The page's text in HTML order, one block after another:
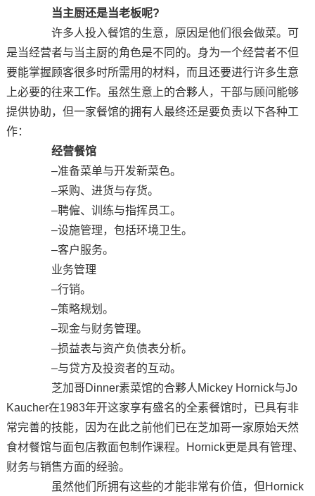
当主厨还是当老板呢?
许多人投入餐馆的生意，原因是他们很会做菜。可
是当经营者与当主厨的角色是不同的。身为一个经营者不但
要能掌握顾客很多时所需用的材料，而且还要进行许多生意
上必要的往来工作。虽然生意上的合夥人，干部与顾问能够
提供协助，但一家餐馆的拥有人最终还是要负责以下各种工
作：
经营餐馆
–准备菜单与开发新菜色。
–采购、进货与存货。
–聘僱、训练与指挥员工。
–设施管理，包括环境卫生。
–客户服务。
业务管理
–行销。
–策略规划。
–现金与财务管理。
–损益表与资产负债表分析。
–与贷方及投资者的互动。
芝加哥Dinner素菜馆的合夥人Mickey Hornick与Jo
Kaucher在1983年开这家享有盛名的全素餐馆时，已具有非
常完善的技能，因为在此之前他们已在芝加哥一家原始天然
食材餐馆与面包店教面包制作课程。Hornick更是具有管理、
财务与销售方面的经验。
虽然他们所拥有这些的才能非常有价值，但Hornick